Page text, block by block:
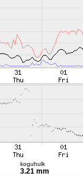
koguhulk
3.21 mm